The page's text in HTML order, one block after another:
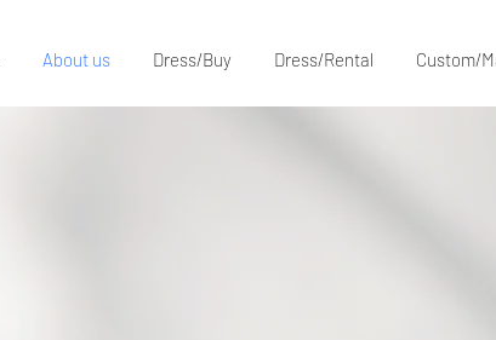
About us Dress/Buy Dress/Rental Custom/